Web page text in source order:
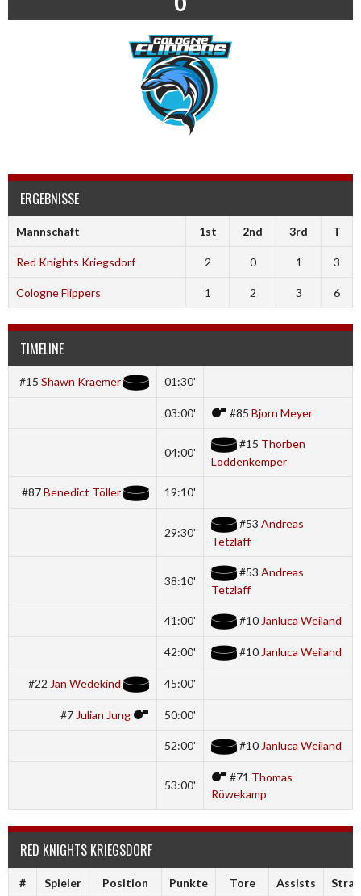
ERGEBNISSE
Mannschaft 1st 2nd 3rd T
Red Knights Kriegsdorf 2 0 1 3
Cologne Flippers 1 2 3 6
TIMELINE
#15Shawn Kraemer 01:30'
03:00' #85 Bjorn Meyer
04:00'
#15 Thorben
Loddenkemper
#87Benedict Töller 19:10'
29:30'
#53 Andreas
Tetzlaff
38:10'
#53 Andreas
Tetzlaff
41:00' #10 Janluca Weiland
42:00' #10 Janluca Weiland
#22 Jan Wedekind 45:00'
#7 Julian Jung 50:00'
52:00' #10 Janluca Weiland
53:00'
#71 Thomas
Röwekamp
RED KNIGHTS KRIEGSDORF
# Spieler Position Punkte Tore Assists